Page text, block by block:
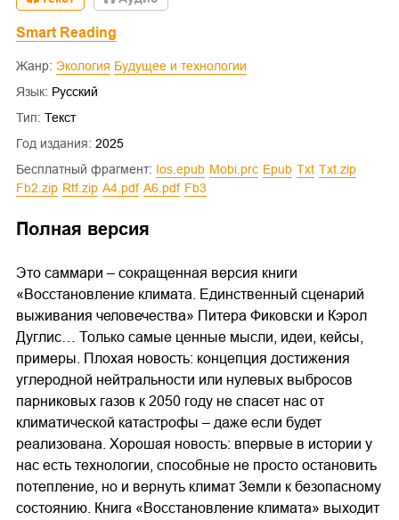
Smart Reading
Жанр: Экология
Будущее и технологии
Язык: Русский
Тип: Текст
Год издания: 2025
Бесплатный фрагмент: ios.epub mobi.prc epub txt
txt.zip
fb2.zip
rtf.zip a4.pdf a6.pdf fb3
Полная версия
Это саммари – сокращенная версия книги
«Восстановление климата. Единственный сценарий
выживания человечества» Питера Фиковски и Кэрол
Дуглис… Только самые ценные мысли, идеи, кейсы,
примеры. Плохая новость: концепция достижения
углеродной нейтральности или нулевых выбросов
парниковых газов к 2050 году не спасет нас от
климатической катастрофы – даже если будет
реализована. Хорошая новость: впервые в истории у
нас есть технологии, способные не просто остановить
потепление, но и вернуть климат Земли к безопасному
состоянию. Книга «Восстановление климата» выходит